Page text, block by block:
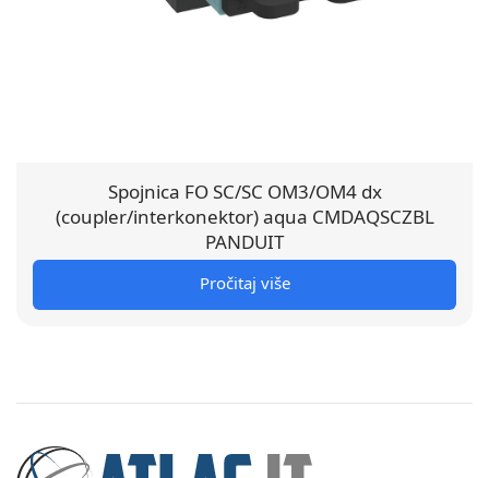
Spojnica FO SC/SC OM3/OM4 dx
(coupler/interkonektor) aqua CMDAQSCZBL
PANDUIT
Pročitaj više